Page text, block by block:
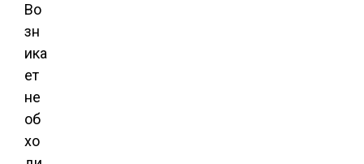
Во
зн
ика
ет
не
об
хо